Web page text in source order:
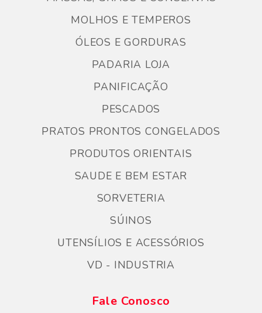
MOLHOS E TEMPEROS
ÓLEOS E GORDURAS
PADARIA LOJA
PANIFICAÇÃO
PESCADOS
PRATOS PRONTOS CONGELADOS
PRODUTOS ORIENTAIS
SAUDE E BEM ESTAR
SORVETERIA
SÚINOS
UTENSÍLIOS E ACESSÓRIOS
VD - INDUSTRIA
Fale Conosco